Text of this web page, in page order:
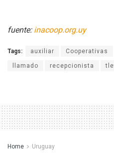
fuente: inacoop.org.uy
Tags: auxiliar Cooperativas
llamado recepcionista
Home Uruguay